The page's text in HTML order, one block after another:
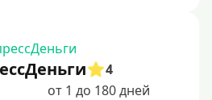
4
от 1 до 180 дней